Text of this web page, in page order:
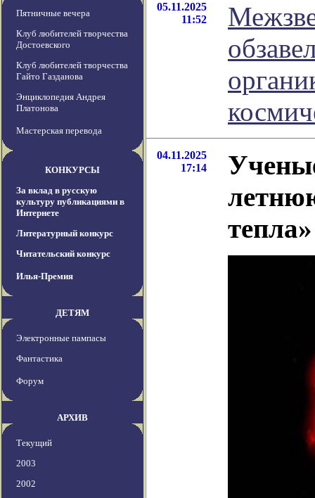
Пятничные вечера
Клуб любителей творчества
Достоевского
Клуб любителей творчества
Гайто Газданова
Энциклопедия Андрея
Платонова
Мастерская перевода
КОНКУРСЫ
За вклад в русскую
культуру публикациями в
Интернете
Литературный конкурс
Читательский конкурс
Илья-Премия
ДЕТЯМ
Электронные пампасы
Фантастика
Форум
АРХИВ
Текущий
2003
2002
05.11.2025
11:52
04.11.2025
17:14